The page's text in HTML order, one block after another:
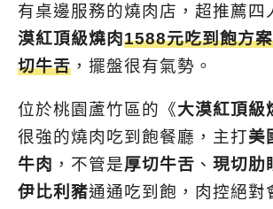
有桌邊服務的燒肉店，超推薦四
漠紅頂級燒肉1588元吃到飽方案
切牛舌 ，擺盤很有氣勢。
位於桃園蘆竹區的《大漠紅頂級
很強的燒肉吃到飽餐廳，主打美
牛肉 ，不管是厚切牛舌 、 現切肋
伊比利豬通通吃到飽，肉控絕對